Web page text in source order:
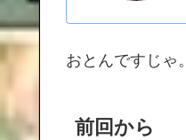
おとんですじゃ。
前回から